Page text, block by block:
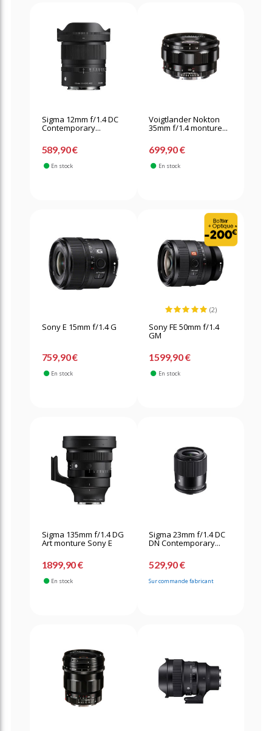
Sigma 12mm f/1.4 DC
Contemporary...
589,90 €
En stock
Voigtlander Nokton
35mm f/1.4 monture...
699,90 €
En stock
Sony E 15mm f/1.4 G
759,90 €
En stock
(2)
Sony FE 50mm f/1.4
GM
1599,90 €
En stock
Sigma 135mm f/1.4 DG
Art monture Sony E
1899,90 €
En stock
Sigma 23mm f/1.4 DC
DN Contemporary...
529,90 €
Sur commande fabricant